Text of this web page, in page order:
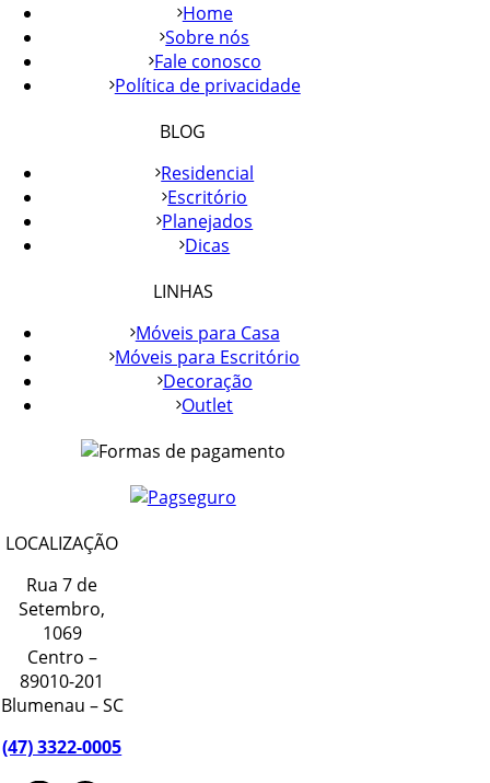
Home
Sobre nós
Fale conosco
Política de privacidade
BLOG
Residencial
Escritório
Planejados
Dicas
LINHAS
Móveis para Casa
Móveis para Escritório
Decoração
Outlet
LOCALIZAÇÃO
Rua 7 de
Setembro,
1069
Centro –
89010-201
Blumenau – SC
(47) 3322-0005